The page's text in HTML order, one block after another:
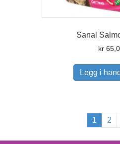
Sanal
kr
Legg i
1 2